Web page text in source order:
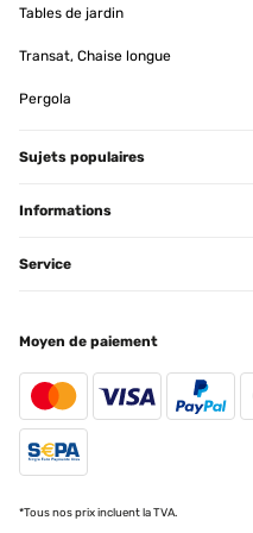
Nous l’avons acheté pour
monter. Super produit
Utilisateur d'Amazon
Traduire
Sehr schön Die Pumpe
Tables de jardin
Transat, Chaise longue
Pergola
Sujets populaires
Informations
Service
Moyen de paiement
*Tous nos prix incluent la TVA.